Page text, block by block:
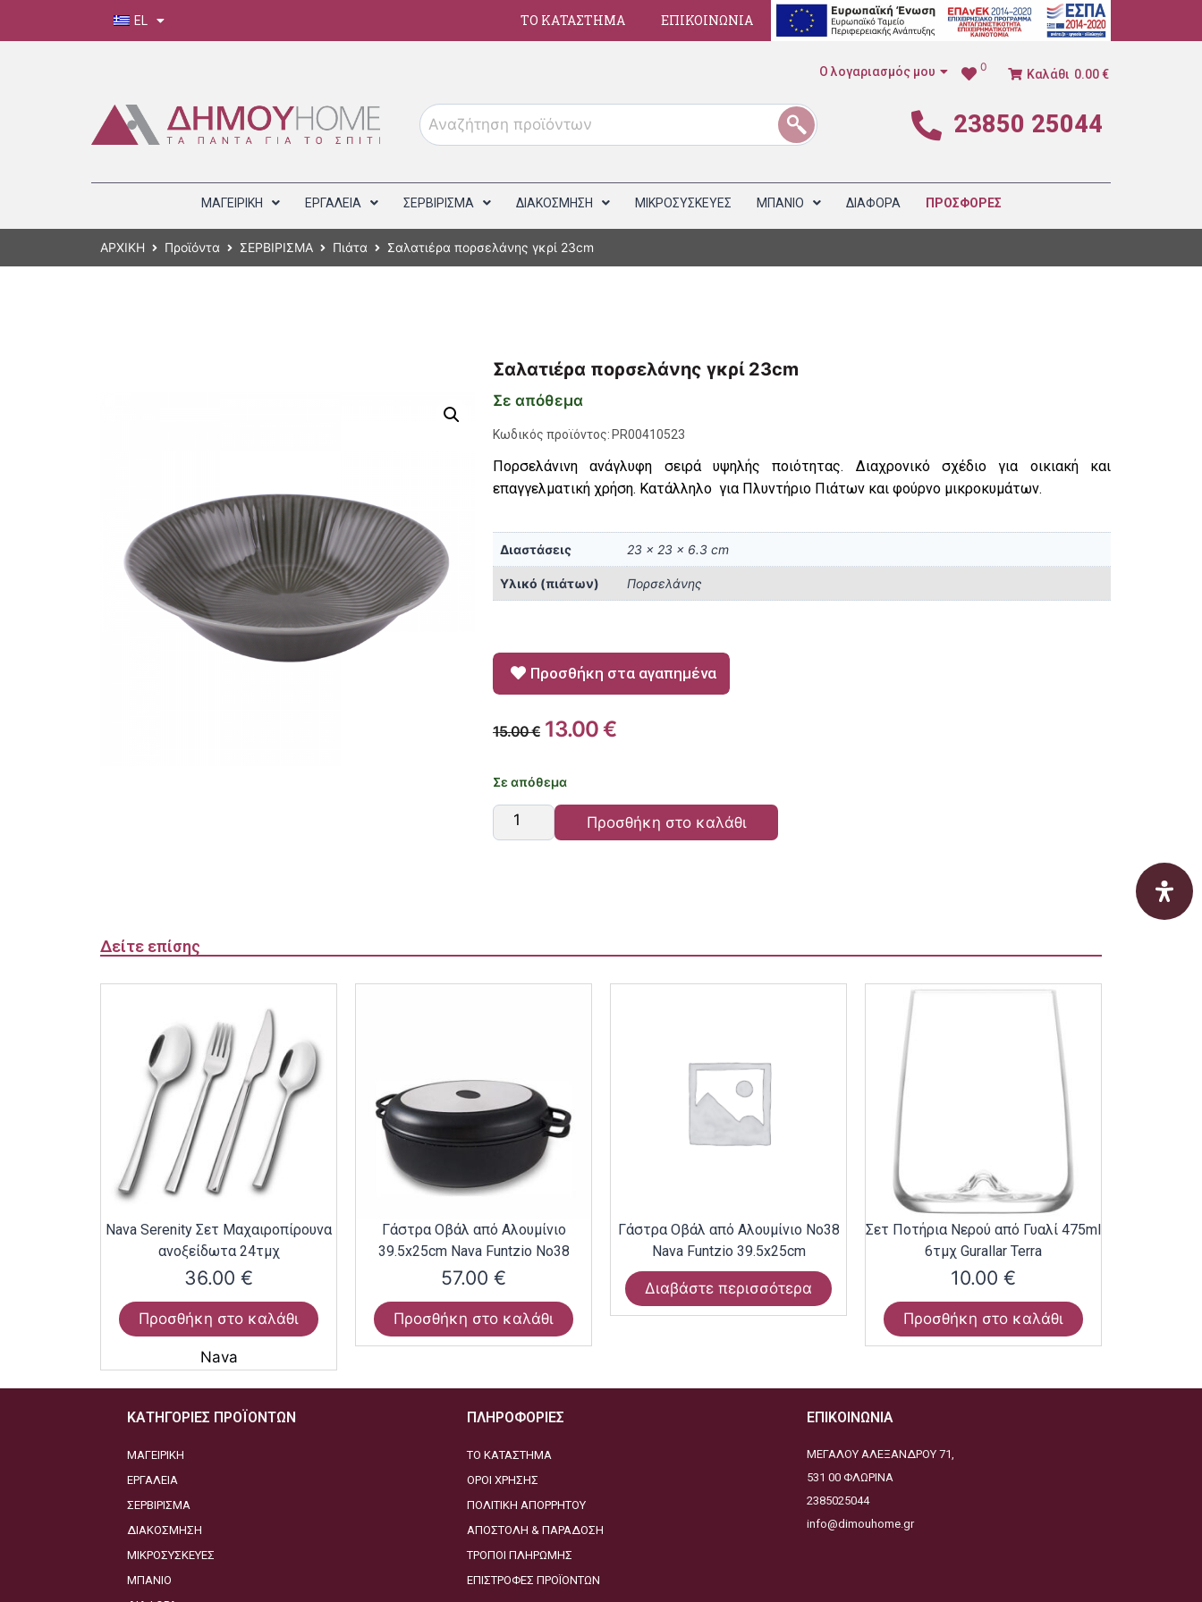
EL ΤΟ ΚΑΤΑΣΤΗΜΑ ΕΠΙΚΟΙΝΩΝΙΑ
Ο λογαριασμός μου 0
Καλάθι 0.00 €
23850 25044
ΜΑΓΕΙΡΙΚΗ ΕΡΓΑΛΕΙΑ ΣΕΡΒΙΡΙΣΜΑ ΔΙΑΚΟΣΜΗΣΗ ΜΙΚΡΟΣΥΣΚΕΥΕΣ ΜΠΑΝΙΟ ΔΙΑΦΟΡΑ ΠΡΟΣΦΟΡΕΣ
ΑΡΧΙΚΗ Προϊόντα ΣΕΡΒΙΡΙΣΜΑ Πιάτα Σαλατιέρα πορσελάνης γκρί 23cm
Σαλατιέρα πορσελάνης γκρί 23cm
Σε απόθεμα
Κωδικός προϊόντος: PR00410523
Πορσελάνινη ανάγλυφη σειρά υψηλής ποιότητας. Διαχρονικό σχέδιο για οικιακή και
επαγγελματική χρήση. Κατάλληλο για Πλυντήριο Πιάτων και φούρνο μικροκυμάτων.
Διαστάσεις 23 × 23 × 6.3 cm
Υλικό (πιάτων) Πορσελάνης
Προσθήκη στα αγαπημένα
15.00€ 13.00€
Σε απόθεμα
Προσθήκη στο καλάθι
Δείτε επίσης
Nava Serenity Σετ Μαχαιροπίρουνα
ανοξείδωτα 24τμχ
36.00 €
Προσθήκη στο καλάθι
Nava
Γάστρα Οβάλ από Αλουμίνιο
39.5x25cm Nava Funtzio Νο38
57.00 €
Προσθήκη στο καλάθι
Γάστρα Οβάλ από Αλουμίνιο Νο38
Nava Funtzio 39.5x25cm
Διαβάστε περισσότερα
Σετ Ποτήρια Νερού από Γυαλί 475ml
6τμχ Gurallar Terra
10.00 €
Προσθήκη στο καλάθι
ΚΑΤΗΓΟΡΙΕΣ ΠΡΟΪΟΝΤΩΝ
ΜΑΓΕΙΡΙΚΗ
ΕΡΓΑΛΕΙΑ
ΣΕΡΒΙΡΙΣΜΑ
ΔΙΑΚΟΣΜΗΣΗ
ΜΙΚΡΟΣΥΣΚΕΥΕΣ
ΜΠΑΝΙΟ
ΠΛΗΡΟΦΟΡΙΕΣ
ΤΟ ΚΑΤΑΣΤΗΜΑ
ΟΡΟΙ ΧΡΗΣΗΣ
ΠΟΛΙΤΙΚΗ ΑΠΟΡΡΗΤΟΥ
ΑΠΟΣΤΟΛΗ & ΠΑΡΑΔΟΣΗ
ΤΡΟΠΟΙ ΠΛΗΡΩΜΗΣ
ΕΠΙΣΤΡΟΦΕΣ ΠΡΟΪΟΝΤΩΝ
ΕΠΙΚΟΙΝΩΝΙΑ
ΜΕΓΑΛΟΥ ΑΛΕΞΑΝΔΡΟΥ 71,
531 00 ΦΛΩΡΙΝΑ
2385025044
info@dimouhome.gr